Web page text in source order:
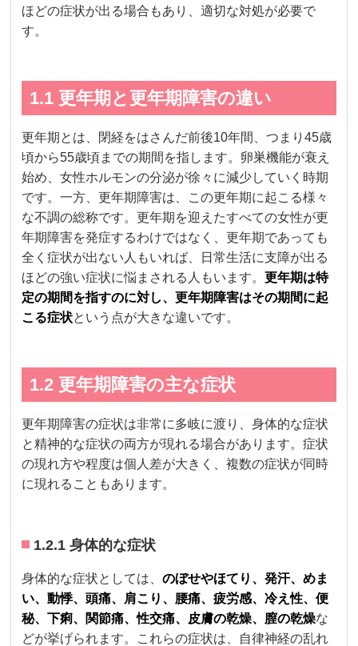
ほどの症状が出る場合もあり、適切な対処が必要で
す。
1.1 更年期と更年期障害の違い
更年期とは、閉経をはさんだ前後10年間、つまり45歳
頃から55歳頃までの期間を指します。卵巣機能が衰え
始め、女性ホルモンの分泌が徐々に減少していく時期
です。一方、更年期障害は、この更年期に起こる様々
な不調の総称です。更年期を迎えたすべての女性が更
年期障害を発症するわけではなく、更年期であっても
全く症状が出ない人もいれば、日常生活に支障が出る
ほどの強い症状に悩まされる人もいます。更年期は特
定の期間を指すのに対し、更年期障害はその期間に起
こる症状という点が大きな違いです。
1.2 更年期障害の主な症状
更年期障害の症状は非常に多岐に渡り、身体的な症状
と精神的な症状の両方が現れる場合があります。症状
の現れ方や程度は個人差が大きく、複数の症状が同時
に現れることもあります。
1.2.1 身体的な症状
身体的な症状としては、のぼせやほてり、発汗、めま
い、動悸、頭痛、肩こり、腰痛、疲労感、冷え性、便
秘、下痢、関節痛、性交痛、皮膚の乾燥、膣の乾燥な
どが挙げられます。これらの症状は、自律神経の乱れ